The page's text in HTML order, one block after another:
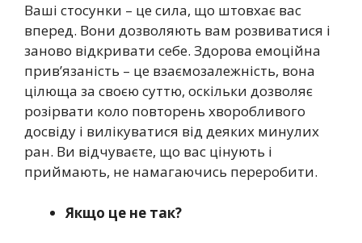
Ваші стосунки – це сила, що штовхає вас
вперед. Вони дозволяють вам розвиватися і
заново відкривати себе. Здорова емоційна
прив’язаність – це взаємозалежність, вона
цілюща за своєю суттю, оскільки дозволяє
розірвати коло повторень хворобливого
досвіду і вилікуватися від деяких минулих
ран. Ви відчуваєте, що вас цінують і
приймають, не намагаючись переробити.
Якщо це не так?